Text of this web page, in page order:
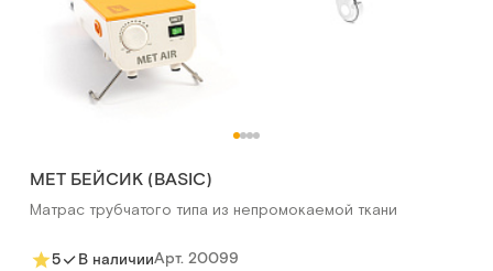
MET БЕЙСИК (BASIC)
Матрас трубчатого типа из непромокаемой ткани
5 В наличииАрт. 20099